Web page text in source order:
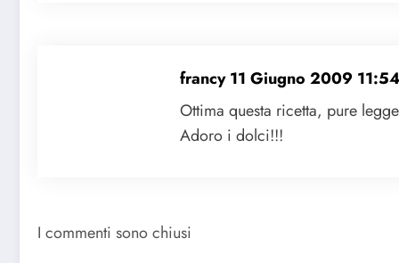
francy11 Giugno 2009 11:54
Ottima questa ricetta, pure
Adoro i dolci!!!
I commenti sono chiusi